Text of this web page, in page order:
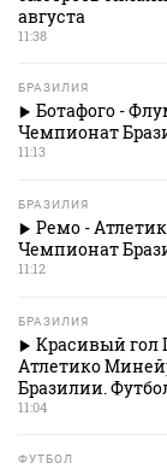
августа
11:38
БРАЗИЛИЯ
Ботафого -
Чемпионат
11:13
БРАЗИЛИЯ
Ремо -
Чемпионат
11:12
БРАЗИЛИЯ
Красивый гол
Атлетико
Бразилии.
11:04
ФУТБОЛ